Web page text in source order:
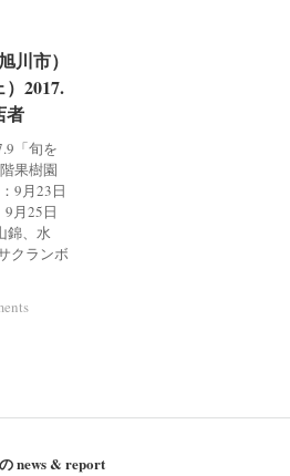
川市）
2017.
者
「旬を
果樹園
9月23日
9月25日
錦、水
クランボ
川市）
2017.
者
news & report